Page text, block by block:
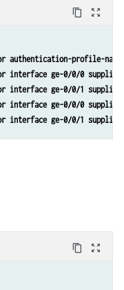
content_copy zoom_out_map
authentication-profile-
interface ge-0/0/0
interface ge-0/0/1
interface ge-0/0/0
interface ge-0/0/1
content_copy zoom_out_map